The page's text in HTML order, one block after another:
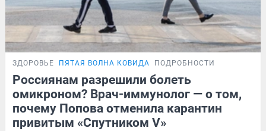
ЗДОРОВЬЕ ПЯТАЯ ВОЛНА КОВИДА ПОДРОБНОСТИ
Россиянам разрешили болеть
омикроном? Врач-иммунолог — о том,
почему Попова отменила карантин
привитым «Спутником V»